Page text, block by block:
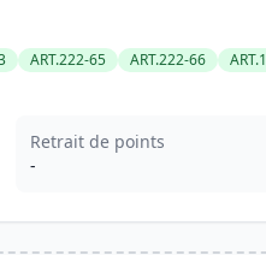
ART.222-65 ART.222-66
Retrait de points
-